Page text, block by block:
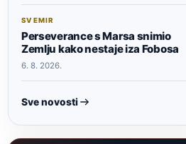
SVEMIR
Perseverance s Marsa snimio
Zemlju kako nestaje iza Fobosa
6. 8. 2026.
Sve novosti